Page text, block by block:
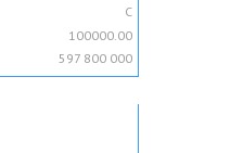
C
100000.00
597 800 000